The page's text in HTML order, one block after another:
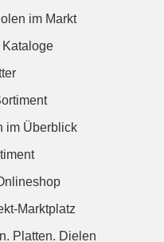
im Markt
Kataloge
im Überblick
Marktplatz
Platten. Dielen